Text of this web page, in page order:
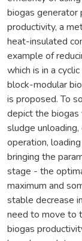
biogas generator
productivity, a
heat-insulated
example of
which is in a
block-modular
is proposed. To
depict the
sludge
operation,
bringing the
stage - the
maximum and
stable decrease
need to move to
biogas